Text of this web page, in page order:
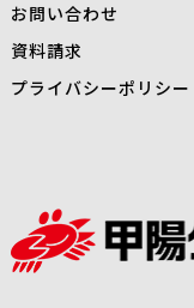
お問い合わせ
資料請求
プライバシーポリシー